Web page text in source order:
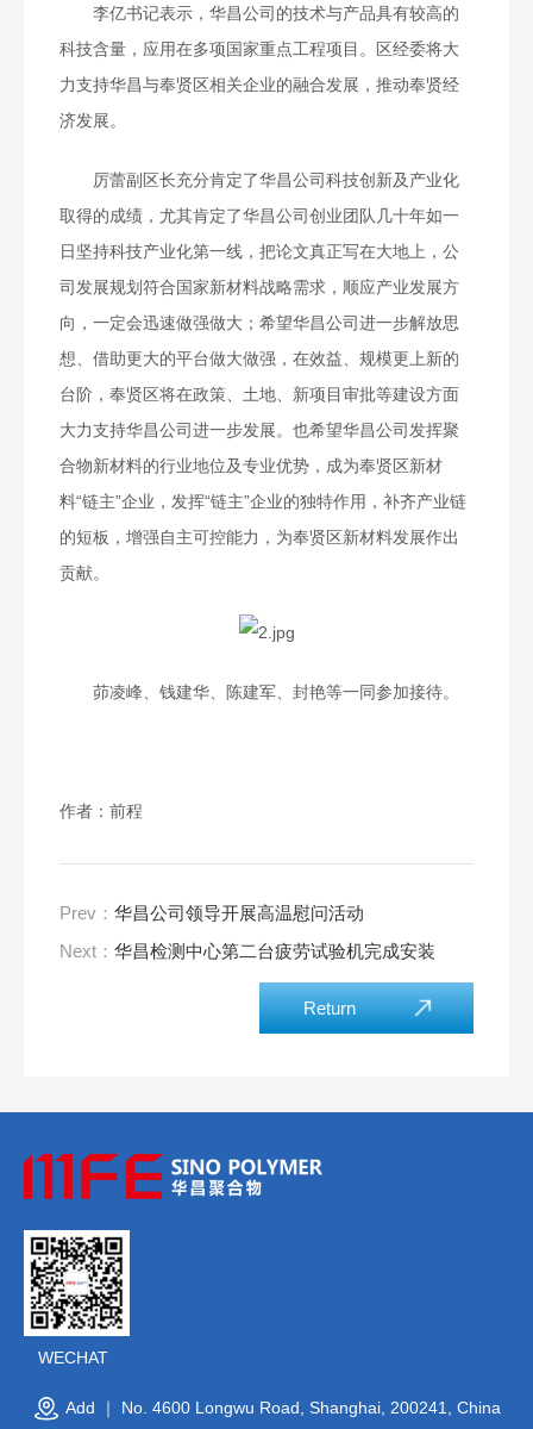
李亿书记表示，华昌公司的技术与产品具有较高的
科技含量，应用在多项国家重点工程项目。区经委将大
力支持华昌与奉贤区相关企业的融合发展，推动奉贤经
济发展。
厉蕾副区长充分肯定了华昌公司科技创新及产业化
取得的成绩，尤其肯定了华昌公司创业团队几十年如一
日坚持科技产业化第一线，把论文真正写在大地上，公
司发展规划符合国家新材料战略需求，顺应产业发展方
向，一定会迅速做强做大；希望华昌公司进一步解放思
想、借助更大的平台做大做强，在效益、规模更上新的
台阶，奉贤区将在政策、土地、新项目审批等建设方面
大力支持华昌公司进一步发展。也希望华昌公司发挥聚
合物新材料的行业地位及专业优势，成为奉贤区新材
料“链主”企业，发挥“链主”企业的独特作用，补齐产业链
的短板，增强自主可控能力，为奉贤区新材料发展作出
贡献。
茆凌峰、钱建华、陈建军、封艳等一同参加接待。
作者：前程
Prev： 华昌公司领导开展高温慰问活动
Next： 华昌检测中心第二台疲劳试验机完成安装
Return
WECHAT
Add ｜ No. 4600 Longwu Road, Shanghai, 200241, China